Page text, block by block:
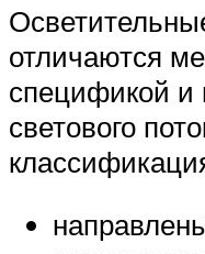
отличаются
спецификой и
светового